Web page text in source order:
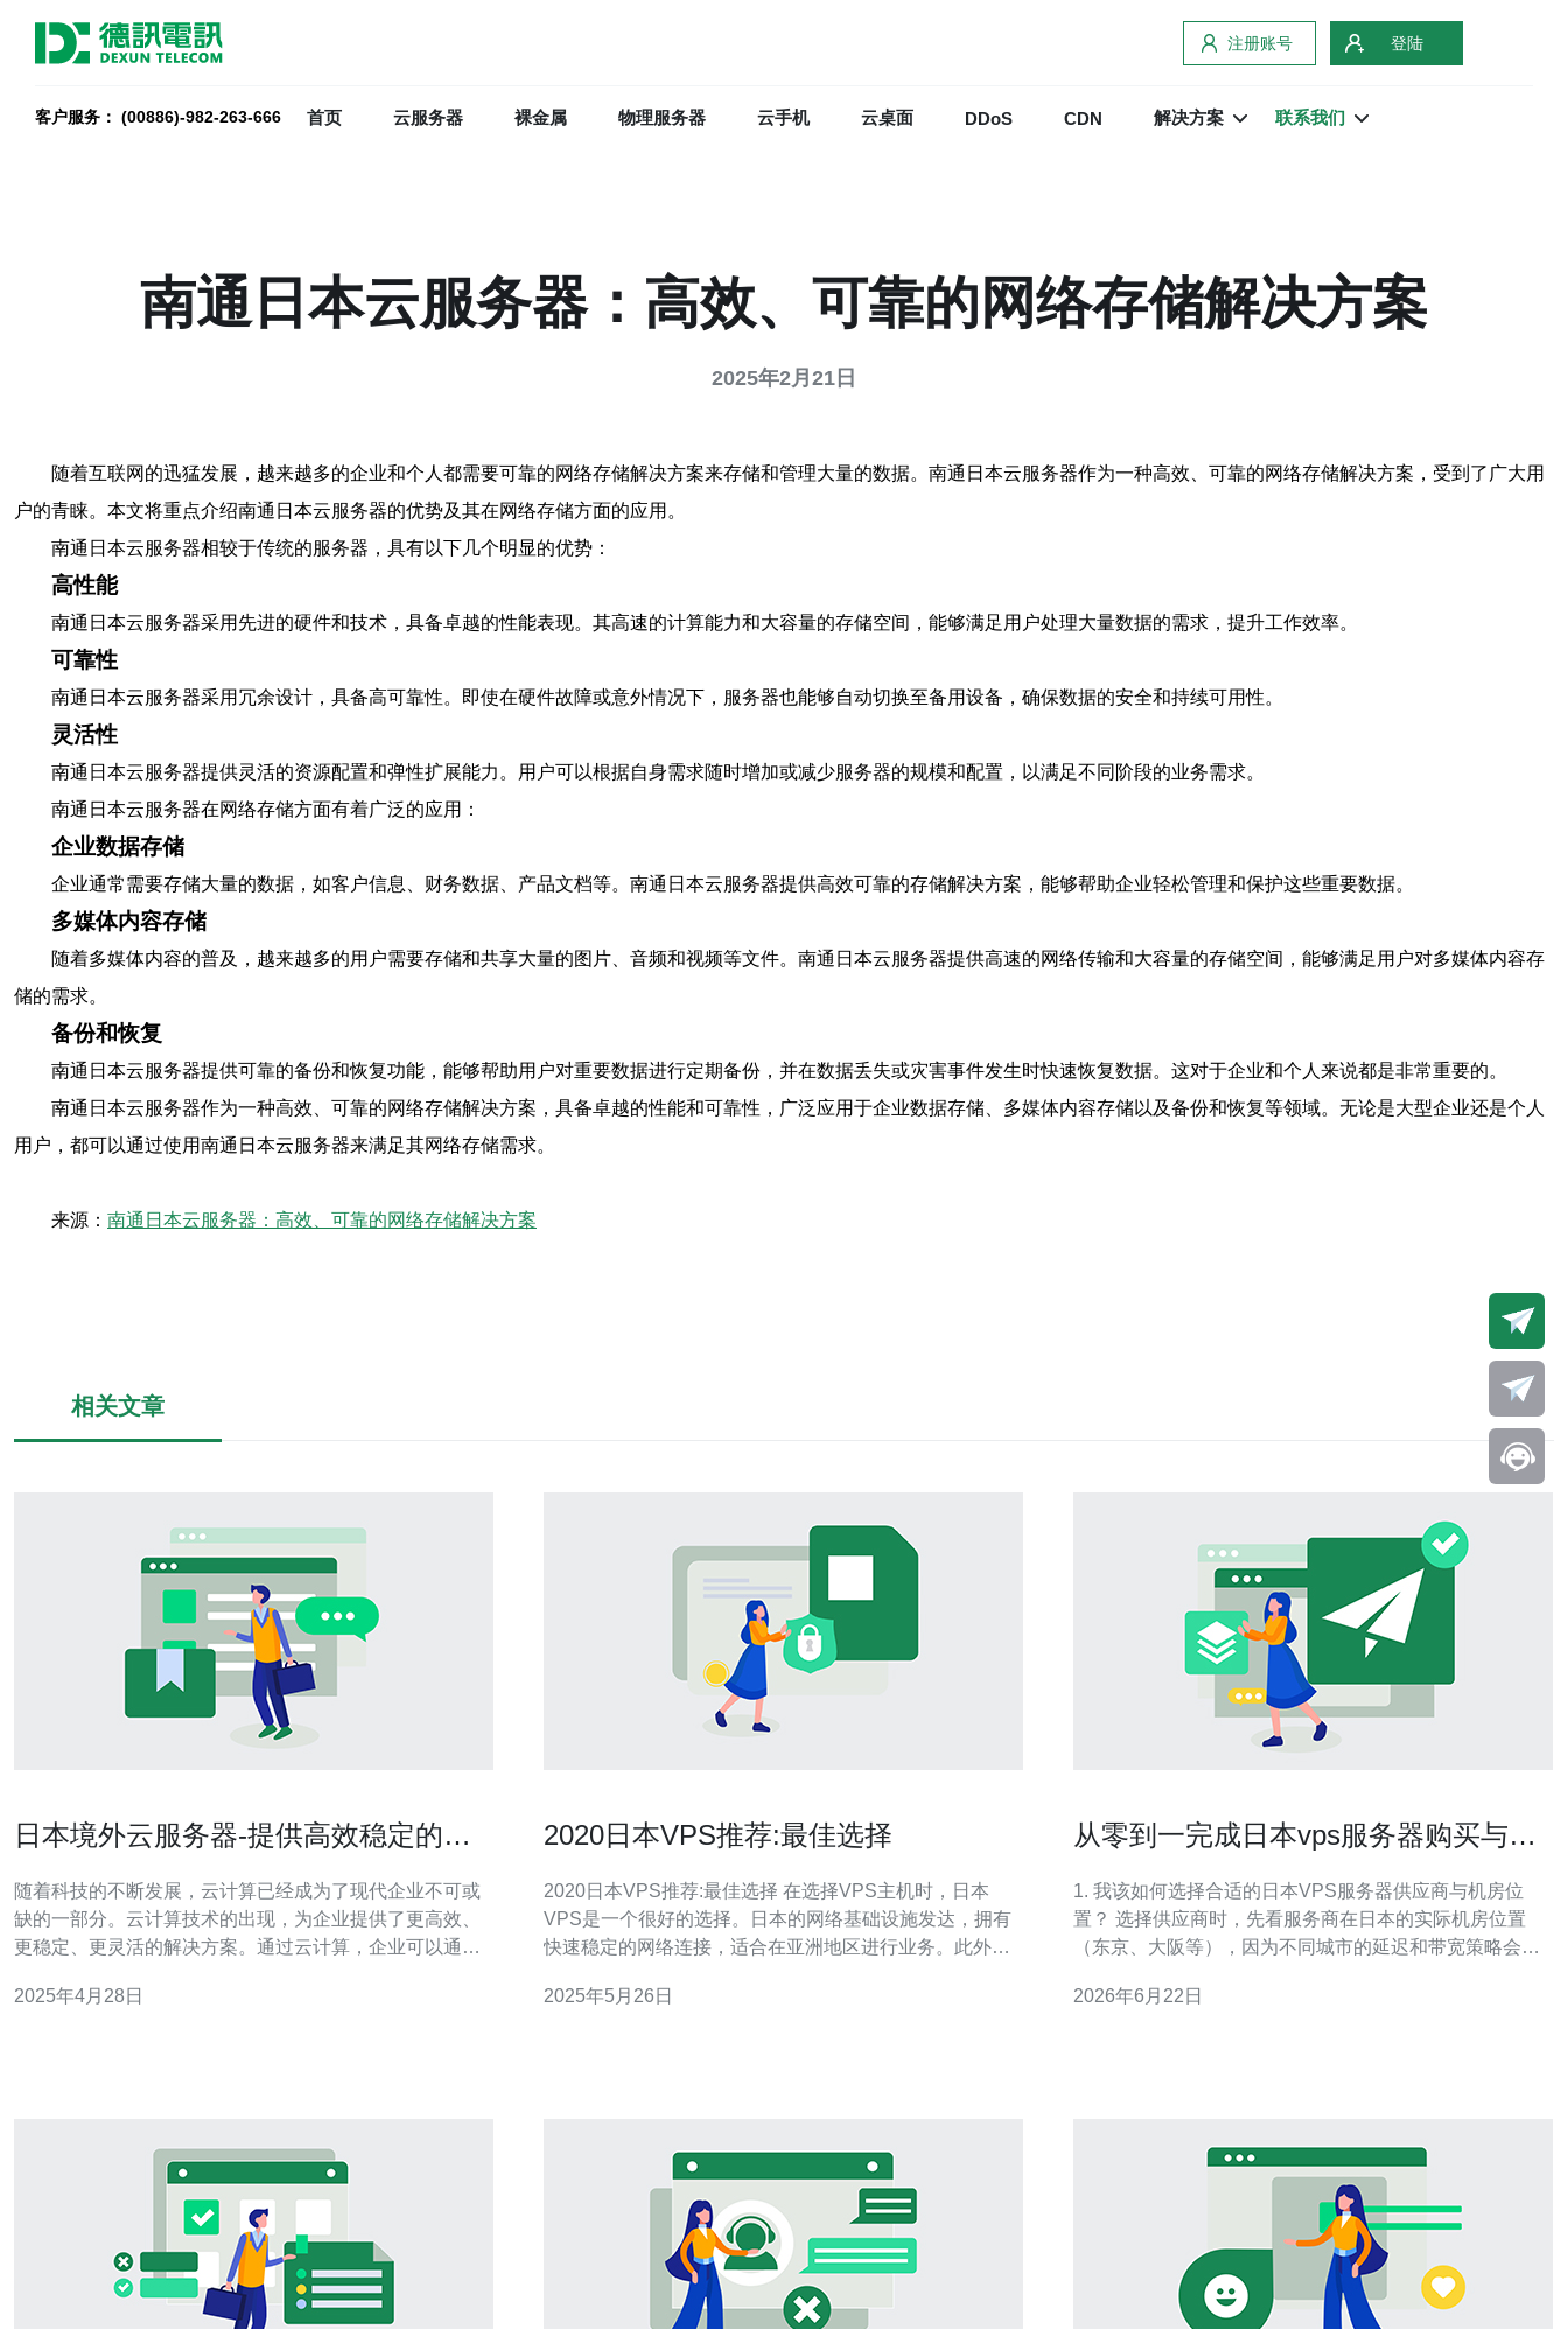
注册账号 登陆
客户服务： (00886)-982-263-666 首页 云服务器 裸金属 物理服务器 云手机 云桌面 DDoS CDN 解决方案 联系我们
南通日本云服务器：高效、可靠的网络存储解决方案
2025年2月21日
随着互联网的迅猛发展，越来越多的企业和个人都需要可靠的网络存储解决方案来存储和管理大量的数据。南通日本云服务器作为一种高效、可靠的网络存储解决方案，受到了广大用
户的青睐。本文将重点介绍南通日本云服务器的优势及其在网络存储方面的应用。
南通日本云服务器相较于传统的服务器，具有以下几个明显的优势：
高性能
南通日本云服务器采用先进的硬件和技术，具备卓越的性能表现。其高速的计算能力和大容量的存储空间，能够满足用户处理大量数据的需求，提升工作效率。
可靠性
南通日本云服务器采用冗余设计，具备高可靠性。即使在硬件故障或意外情况下，服务器也能够自动切换至备用设备，确保数据的安全和持续可用性。
灵活性
南通日本云服务器提供灵活的资源配置和弹性扩展能力。用户可以根据自身需求随时增加或减少服务器的规模和配置，以满足不同阶段的业务需求。
南通日本云服务器在网络存储方面有着广泛的应用：
企业数据存储
企业通常需要存储大量的数据，如客户信息、财务数据、产品文档等。南通日本云服务器提供高效可靠的存储解决方案，能够帮助企业轻松管理和保护这些重要数据。
多媒体内容存储
随着多媒体内容的普及，越来越多的用户需要存储和共享大量的图片、音频和视频等文件。南通日本云服务器提供高速的网络传输和大容量的存储空间，能够满足用户对多媒体内容存
储的需求。
备份和恢复
南通日本云服务器提供可靠的备份和恢复功能，能够帮助用户对重要数据进行定期备份，并在数据丢失或灾害事件发生时快速恢复数据。这对于企业和个人来说都是非常重要的。
南通日本云服务器作为一种高效、可靠的网络存储解决方案，具备卓越的性能和可靠性，广泛应用于企业数据存储、多媒体内容存储以及备份和恢复等领域。无论是大型企业还是个人
用户，都可以通过使用南通日本云服务器来满足其网络存储需求。
来源： 南通日本云服务器：高效、可靠的网络存储解决方案
相关文章
日本境外云服务器-提供高效稳定的云
随着科技的不断发展，云计算已经成为了现代企业不可或
缺的一部分。云计算技术的出现，为企业提供了更高效、
更稳定、更灵活的解决方案。通过云计算，企业可以通过
和更低的成本。 日本境外云服务器作为一种高效稳定的云
2025年4月28日
2020日本VPS推荐:最佳选择
2020日本VPS推荐:最佳选择 在选择VPS主机时，日本
VPS是一个很好的选择。日本的网络基础设施发达，拥有
快速稳定的网络连接，适合在亚洲地区进行业务。此外，
VPS Sakura VPS是日本知名的VPS提供商，提供稳定可
2025年5月26日
从零到一完成日本vps服务器购买与上
1. 我该如何选择合适的日本VPS服务器供应商与机房位
置？ 选择供应商时，先看服务商在日本的实际机房位置
（东京、大阪等），因为不同城市的延迟和带宽策略会影
东京或大阪的节点以平衡延迟与稳定性。 评价指标有哪
2026年6月22日